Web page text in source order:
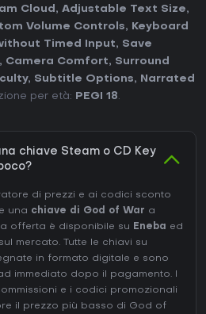
Cloud , Adjustable Text Size,
Volume Controls,
Keyboard
Timed Input, Save
, Camera Comfort, Surround
, Subtitle Options,
Narrated
per età: PEGI 18.
chiave Steam o CD Key
di prezzi e ai codici sconto
una chiave di God of War a
offerta è disponibile su Eneba
ed
mercato. Tutte le chiavi su
in formato digitale e sono
immediato dopo il pagamento. I
e i codici promozionali
il prezzo più basso di God of